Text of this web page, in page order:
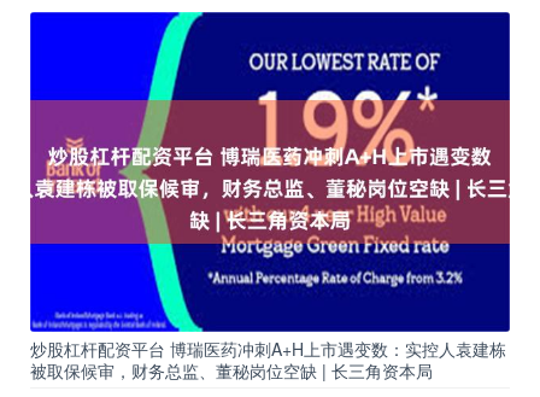
炒股杠杆配资平台 博瑞医药冲刺A+H上市遇变数：实控人袁建栋
被取保候审，财务总监、董秘岗位空缺 | 长三角资本局